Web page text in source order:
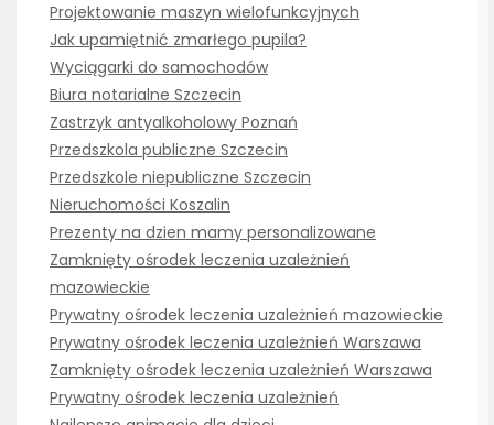
Projektowanie maszyn wielofunkcyjnych
Jak upamiętnić zmarłego pupila?
Wyciągarki do samochodów
Biura notarialne Szczecin
Zastrzyk antyalkoholowy Poznań
Przedszkola publiczne Szczecin
Przedszkole niepubliczne Szczecin
Nieruchomości Koszalin
Prezenty na dzien mamy personalizowane
Zamknięty ośrodek leczenia uzależnień
mazowieckie
Prywatny ośrodek leczenia uzależnień mazowieckie
Prywatny ośrodek leczenia uzależnień Warszawa
Zamknięty ośrodek leczenia uzależnień Warszawa
Prywatny ośrodek leczenia uzależnień